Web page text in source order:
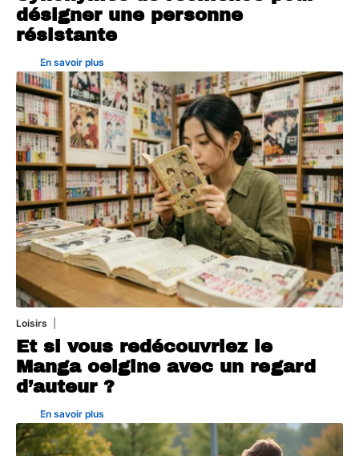
désigner une personne
résistante
En savoir plus
Loisirs
Et si vous redécouvriez le
Manga oeigine avec un regard
d’auteur ?
En savoir plus